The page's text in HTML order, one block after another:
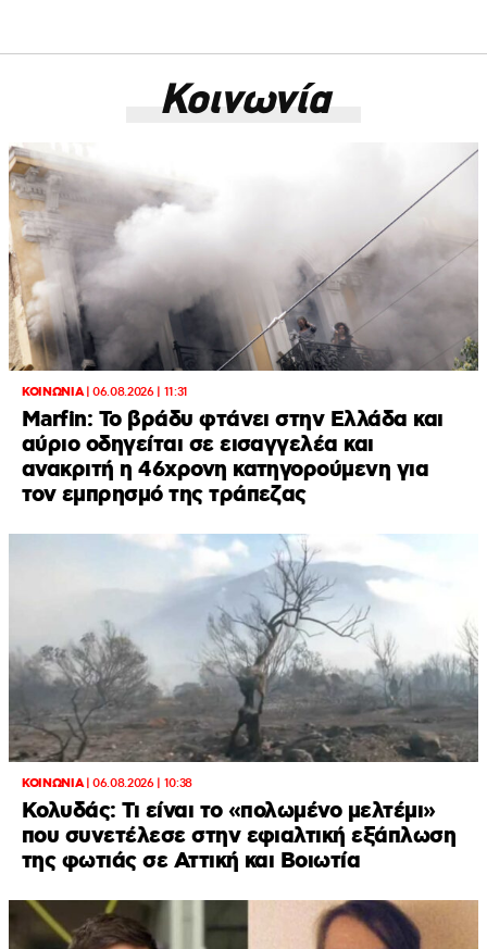
Κοινωνία
ΚΟΙΝΩΝΙΑ|06.08.2026 | 11:31
Marfin: Το βράδυ φτάνει στην Ελλάδα και
αύριο οδηγείται σε εισαγγελέα και
ανακριτή η 46χρονη κατηγορούμενη για
τον εμπρησμό της τράπεζας
ΚΟΙΝΩΝΙΑ|06.08.2026 | 10:38
Κολυδάς: Τι είναι το «πολωμένο μελτέμι»
που συνετέλεσε στην εφιαλτική εξάπλωση
της φωτιάς σε Αττική και Βοιωτία